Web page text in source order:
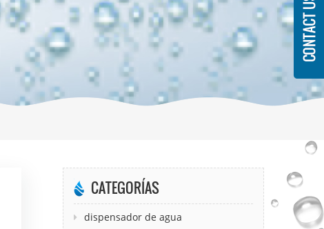
CATEGORÍAS
dispensador de agua